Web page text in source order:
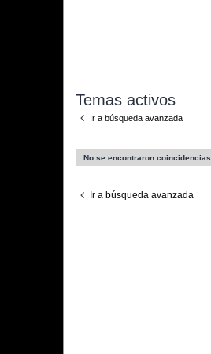
Temas activos
Ir a búsqueda avanzada
No se encontraron coincidencias.
Ir a búsqueda avanzada